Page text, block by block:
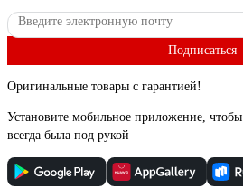
Подписаться
Оригинальные товары с гарантией!
Установите мобильное приложение,
всегда была под рукой